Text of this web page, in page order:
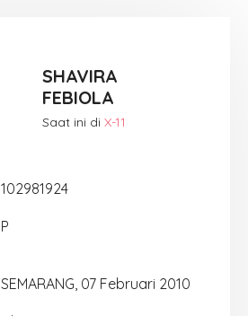
SHAVIRA
FEBIOLA
Saat ini diX-11
102981924
P
SEMARANG, 07 Februari 2010